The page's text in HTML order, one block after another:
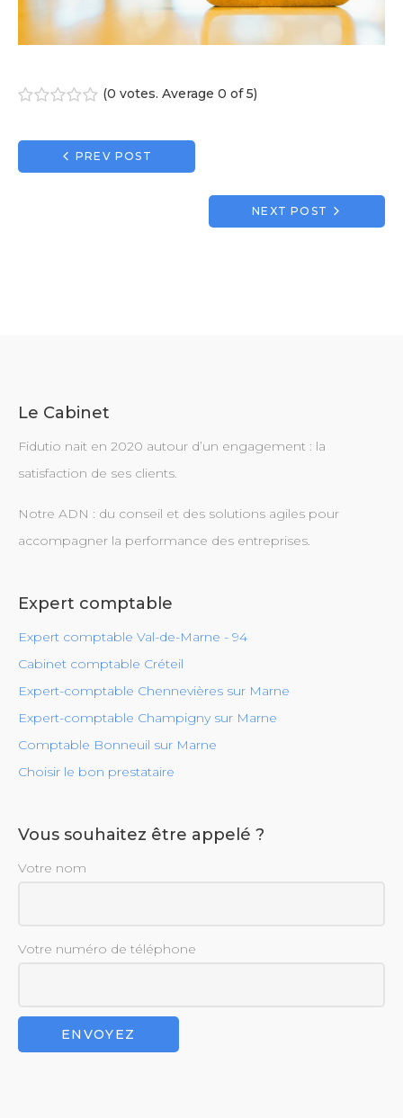
(0 votes. Average 0 of 5)
Navigation
de
PREV POST
NEXT POST
Le Cabinet
Fidutio nait en 2020 autour d’un engagement : la
satisfaction de ses clients.
Notre ADN : du conseil et des solutions agiles pour
accompagner la performance des entreprises.
Expert comptable
Expert comptable Val-de-Marne - 94
Cabinet comptable Créteil
Expert-comptable Chennevières sur Marne
Expert-comptable Champigny sur Marne
Comptable Bonneuil sur Marne
Choisir le bon prestataire
Vous souhaitez être appelé ?
Votre nom
Votre numéro de téléphone